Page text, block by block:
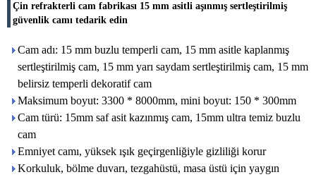
Çin refrakterli cam fabrikası 15 mm asitli aşınmış sertleştirilmiş
güvenlik camı tedarik edin
Cam adı: 15 mm buzlu temperli cam, 15 mm asitle kaplanmış
sertleştirilmiş cam, 15 mm yarı saydam sertleştirilmiş cam, 15 mm
belirsiz temperli dekoratif cam
Maksimum boyut: 3300 * 8000mm, mini boyut: 150 * 300mm
Cam türü: 15mm saf asit kazınmış cam, 15mm ultra temiz buzlu
cam
Emniyet camı, yüksek ışık geçirgenliğiyle gizliliği korur
Korkuluk, bölme duvarı, tezgahüstü, masa üstü için yaygın